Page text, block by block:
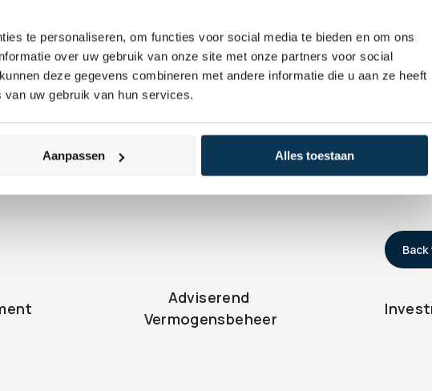
te personaliseren, om functies voor social media te bieden en om ons
over uw gebruik van onze site met onze partners voor social
deze gegevens combineren met andere informatie die u aan ze heeft
uw gebruik van hun services.
Aanpassen Alles toestaan
in plaats van de massa te volgen.
Adviserend
Vermogensbeheer